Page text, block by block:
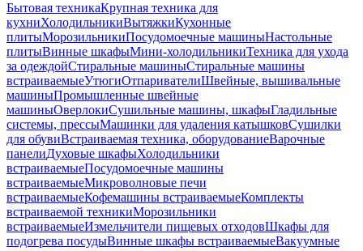
Бытовая техникаКрупная техника для
кухниХолодильникиВытяжкиКухонные
плитыМорозильникиПосудомоечные машиныНастольные
плитыВинные шкафыМини-холодильникиТехника для ухода
за одеждойСтиральные машиныСтиральные машины
встраиваемыеУтюгиОтпаривателиШвейные, вышивальные
машиныПромышленные швейные
машиныОверлокиСушильные машины, шкафыГладильные
системы, прессыМашинки для удаления катышковСушилки
для обувиВстраиваемая техника, оборудованиеВарочные
панелиДуховые шкафыХолодильники
встраиваемыеПосудомоечные машины
встраиваемыеМикроволновые печи
встраиваемыеКофемашины встраиваемыеКомплекты
встраиваемой техникиМорозильники
встраиваемыеИзмельчители пищевых отходовШкафы для
подогрева посудыВинные шкафы встраиваемыеВакуумные